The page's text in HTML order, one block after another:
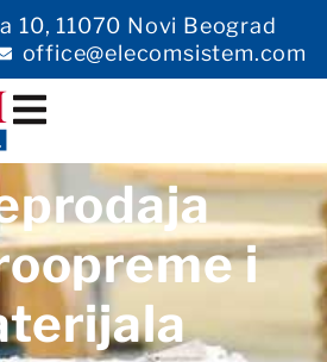
10, 11070 Novi Beograd
office@elecomsistem.com
i